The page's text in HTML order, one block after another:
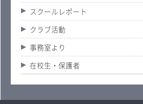
スクールレポート
クラブ活動
事務室より
在校生・保護者